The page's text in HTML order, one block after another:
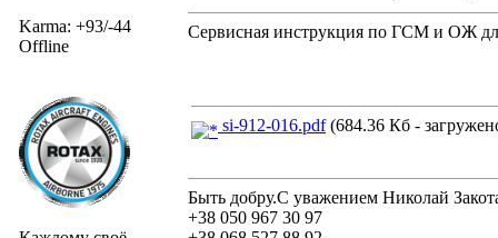
Karma: +93/-44
Offline
Сервисная инструкция по ГСМ и ОЖ
si-912-016.pdf(684.36 Кб -
Быть добру.С уважением Николай
+38 050 967 30 97